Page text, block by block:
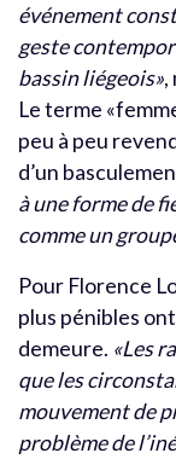
événement
geste
bassin liégeois»,
Le terme
peu à peu
d’un
à une forme de
comme un
Pour Florence
plus pénibles
demeure. «Les
que les
mouvement de
problème de